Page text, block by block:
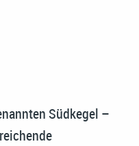
Südkegel –